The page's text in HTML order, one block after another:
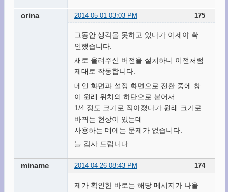
175
orina 2014-05-01 03:03 PM
그동안 생각을 못하고 있다가 이제야 확
인했습니다.
새로 올려주신 버전을 설치하니 이전처럼
제대로 작동합니다.
메인 화면과 설정 화면으로 전환 중에 창
이 원래 위치의 하단으로 붙어서
1/4 정도 크기로 작아졌다가 원래 크기로
바뀌는 현상이 있는데
사용하는 데에는 문제가 없습니다.
늘 감사 드립니다.
174
miname 2014-04-26 08:43 PM
제가 확인한 바로는 해당 메시지가 나올